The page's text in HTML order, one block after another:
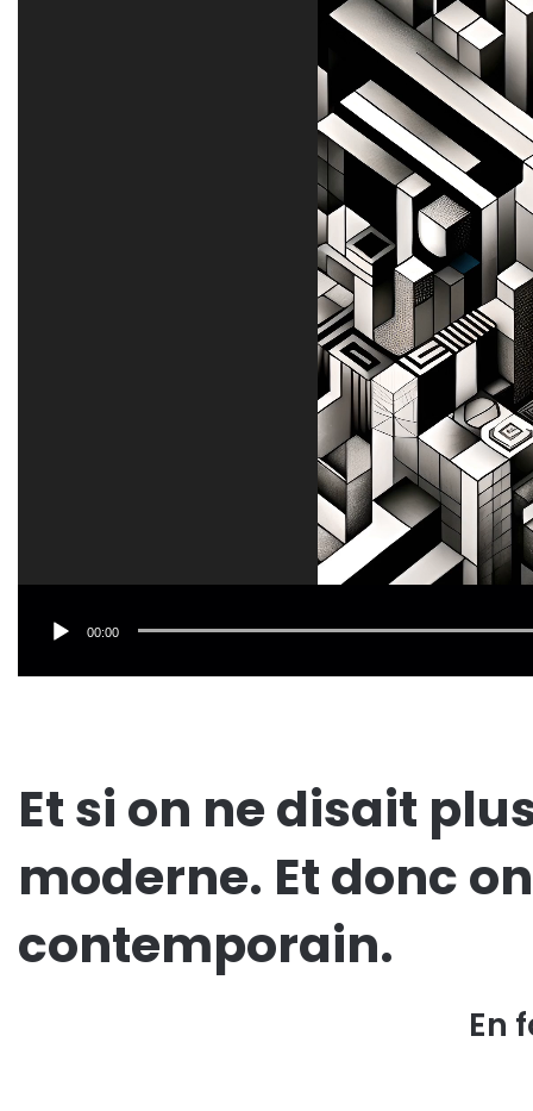
00:00
Et si on ne disait
moderne. Et donc
contemporain.
En